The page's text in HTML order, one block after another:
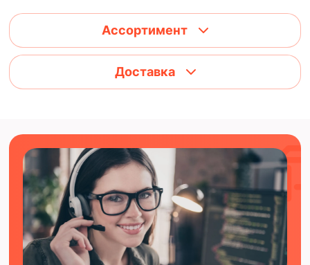
Ассортимент
Доставка